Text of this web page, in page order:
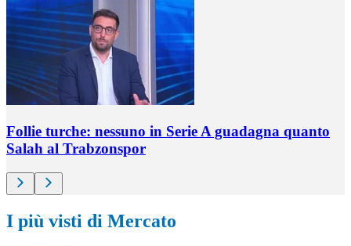
Follie turche: nessuno in Serie A guadagna quanto
Salah al Trabzonspor
I più visti di Mercato